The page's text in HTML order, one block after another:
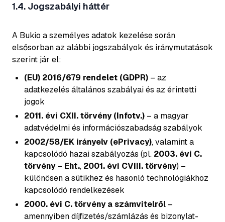
1.4. Jogszabályi háttér
A Bukio a személyes adatok kezelése során
elsősorban az alábbi jogszabályok és iránymutatások
szerint jár el:
(EU) 2016/679 rendelet (GDPR) – az
adatkezelés általános szabályai és az érintetti
jogok
2011. évi CXII. törvény (Infotv.) – a magyar
adatvédelmi és információszabadság szabályok
2002/58/EK irányelv (ePrivacy), valamint a
kapcsolódó hazai szabályozás (pl. 2003. évi C.
törvény – Eht., 2001. évi CVIII. törvény) –
különösen a sütikhez és hasonló technológiákhoz
kapcsolódó rendelkezések
2000. évi C. törvény a számvitelről –
amennyiben díjfizetés/számlázás és bizonylat-